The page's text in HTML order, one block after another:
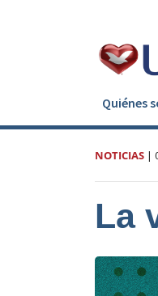
Quiénes
NOTICIAS |
La